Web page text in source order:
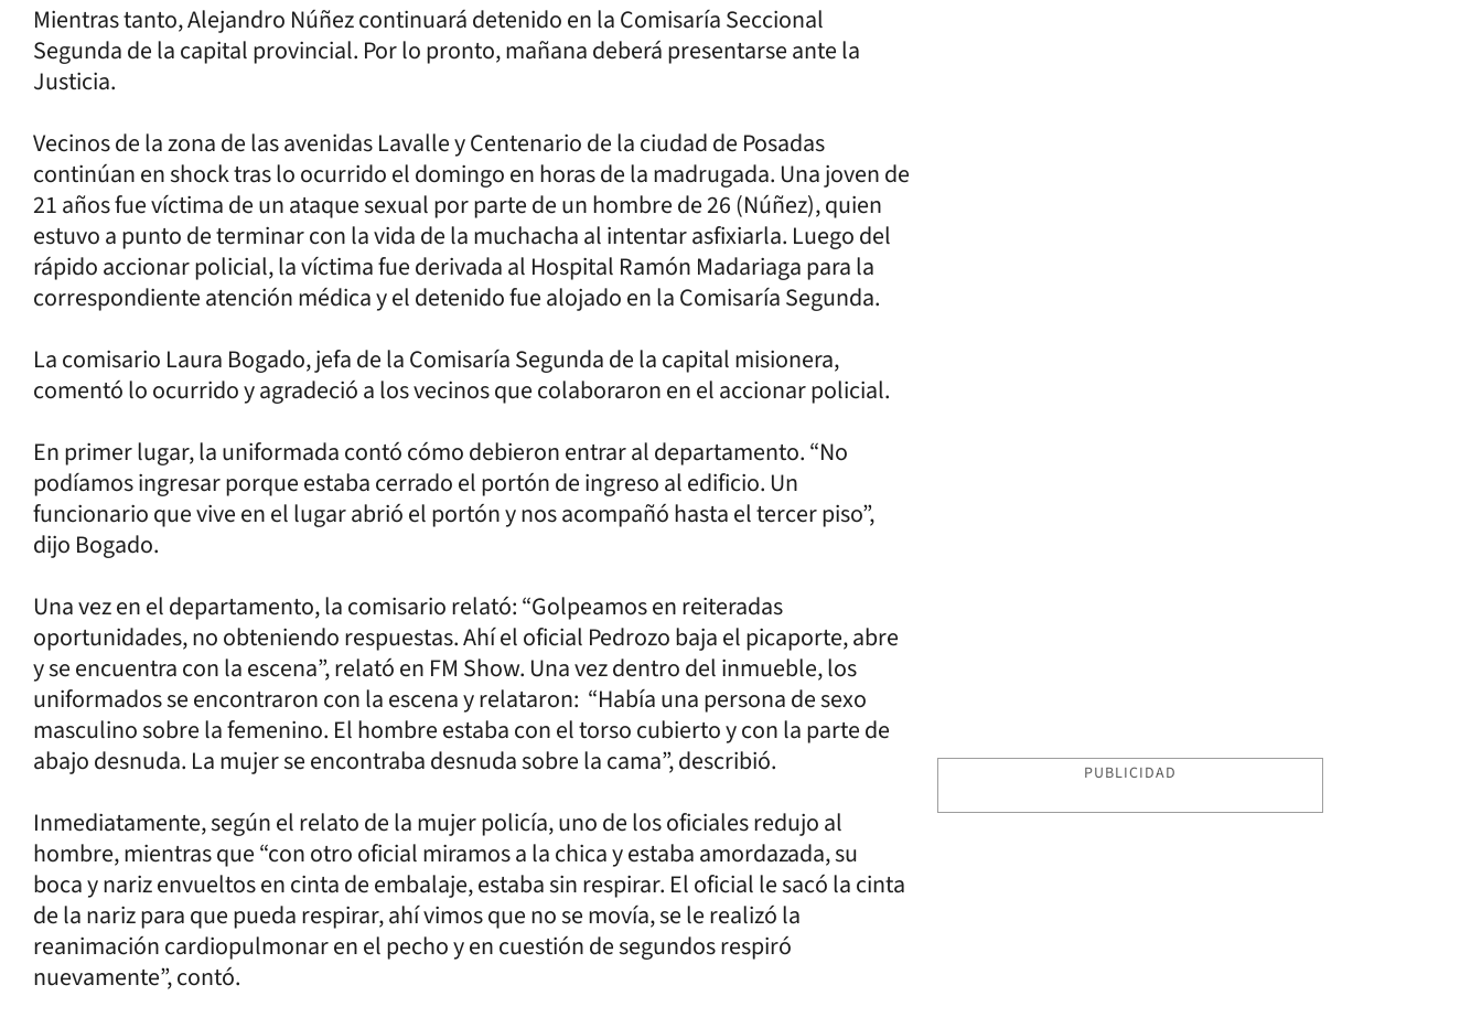
Mientras tanto, Alejandro Núñez continuará detenido en la Comisaría Seccional
Segunda de la capital provincial. Por lo pronto, mañana deberá presentarse ante la
Justicia.
Vecinos de la zona de las avenidas Lavalle y Centenario de la ciudad de Posadas
continúan en shock tras lo ocurrido el domingo en horas de la madrugada. Una joven de
21 años fue víctima de un ataque sexual por parte de un hombre de 26 (Núñez), quien
estuvo a punto de terminar con la vida de la muchacha al intentar asfixiarla. Luego del
rápido accionar policial, la víctima fue derivada al Hospital Ramón Madariaga para la
correspondiente atención médica y el detenido fue alojado en la Comisaría Segunda.
La comisario Laura Bogado, jefa de la Comisaría Segunda de la capital misionera,
comentó lo ocurrido y agradeció a los vecinos que colaboraron en el accionar policial.
En primer lugar, la uniformada contó cómo debieron entrar al departamento. “No
podíamos ingresar porque estaba cerrado el portón de ingreso al edificio. Un
funcionario que vive en el lugar abrió el portón y nos acompañó hasta el tercer piso”,
dijo Bogado.
Una vez en el departamento, la comisario relató: “Golpeamos en reiteradas
oportunidades, no obteniendo respuestas. Ahí el oficial Pedrozo baja el picaporte, abre
y se encuentra con la escena”, relató en FM Show. Una vez dentro del inmueble, los
uniformados se encontraron con la escena y relataron: “Había una persona de sexo
masculino sobre la femenino. El hombre estaba con el torso cubierto y con la parte de
abajo desnuda. La mujer se encontraba desnuda sobre la cama”, describió.
Inmediatamente, según el relato de la mujer policía, uno de los oficiales redujo al
hombre, mientras que “con otro oficial miramos a la chica y estaba amordazada, su
boca y nariz envueltos en cinta de embalaje, estaba sin respirar. El oficial le sacó la cinta
de la nariz para que pueda respirar, ahí vimos que no se movía, se le realizó la
reanimación cardiopulmonar en el pecho y en cuestión de segundos respiró
nuevamente”, contó.
PUBLICIDAD